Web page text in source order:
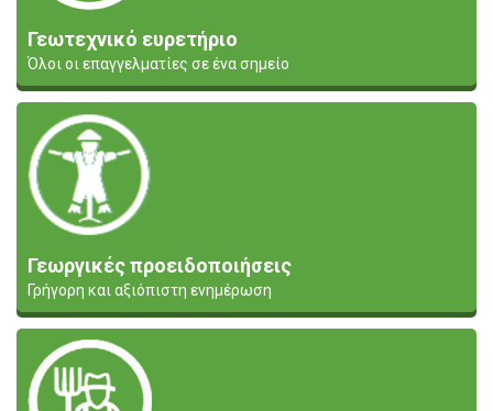
Γεωτεχνικό ευρετήριο
Όλοι οι επαγγελματίες σε ένα σημείο
Γεωργικές προειδοποιήσεις
Γρήγορη και αξιόπιστη ενημέρωση